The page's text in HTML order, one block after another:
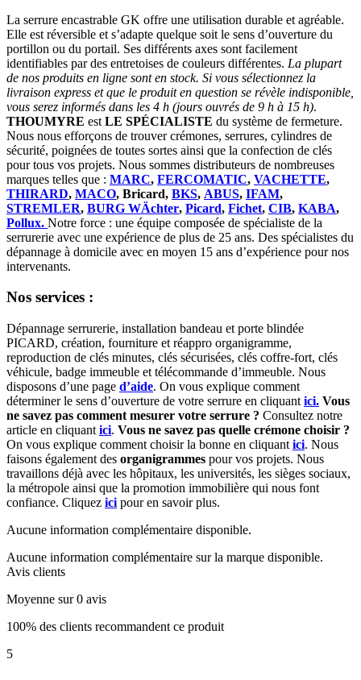
La serrure encastrable GK offre une utilisation durable et agréable.
Elle est réversible et s’adapte quelque soit le sens d’ouverture du
portillon ou du portail. Ses différents axes sont facilement
identifiables par des entretoises de couleurs différentes. La plupart
de nos produits en ligne sont en stock. Si vous sélectionnez la
livraison express et que le produit en question se révèle indisponible,
vous serez informés dans les 4 h (jours ouvrés de 9 h à 15 h).
THOUMYRE est LE SPÉCIALISTE du système de fermeture.
Nous nous efforçons de trouver crémones, serrures, cylindres de
sécurité, poignées de toutes sortes ainsi que la confection de clés
pour tous vos projets. Nous sommes distributeurs de nombreuses
marques telles que : MARC, FERCOMATIC, VACHETTE,
THIRARD, MACO, Bricard, BKS, ABUS, IFAM,
STREMLER, BURG WÄchter, Picard, Fichet, CIB, KABA,
Pollux. Notre force : une équipe composée de spécialiste de la
serrurerie avec une expérience de plus de 25 ans. Des spécialistes du
dépannage à domicile avec en moyen 15 ans d’expérience pour nos
intervenants.
Nos services :
Dépannage serrurerie, installation bandeau et porte blindée
PICARD, création, fourniture et réappro organigramme,
reproduction de clés minutes, clés sécurisées, clés coffre-fort, clés
véhicule, badge immeuble et télécommande d’immeuble. Nous
disposons d’une page d’aide. On vous explique comment
déterminer le sens d’ouverture de votre serrure en cliquant ici. Vous
ne savez pas comment mesurer votre serrure ? Consultez notre
article en cliquant ici. Vous ne savez pas quelle crémone choisir ?
On vous explique comment choisir la bonne en cliquant ici. Nous
faisons également des organigrammes pour vos projets. Nous
travaillons déjà avec les hôpitaux, les universités, les sièges sociaux,
la métropole ainsi que la promotion immobilière qui nous font
confiance. Cliquez ici pour en savoir plus.
Aucune information complémentaire disponible.
Aucune information complémentaire sur la marque disponible.
Avis clients
Moyenne sur 0 avis
100% des clients recommandent ce produit
5